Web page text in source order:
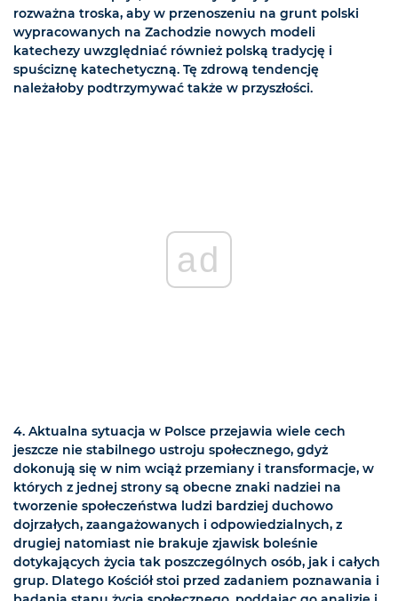
rozważna troska, aby w przenoszeniu na grunt polski
wypracowanych na Zachodzie nowych modeli
katechezy uwzględniać również polską tradycję i
spuściznę katechetyczną. Tę zdrową tendencję
należałoby podtrzymywać także w przyszłości.
ad
4. Aktualna sytuacja w Polsce przejawia wiele cech
jeszcze nie stabilnego ustroju społecznego, gdyż
dokonują się w nim wciąż przemiany i transformacje, w
których z jednej strony są obecne znaki nadziei na
tworzenie społeczeństwa ludzi bardziej duchowo
dojrzałych, zaangażowanych i odpowiedzialnych, z
drugiej natomiast nie brakuje zjawisk boleśnie
dotykających życia tak poszczególnych osób, jak i całych
grup. Dlatego Kościół stoi przed zadaniem poznawania i